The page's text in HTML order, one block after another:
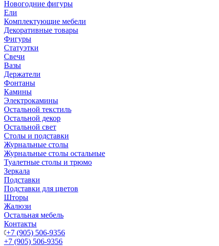
Новогодние фигуры
Ели
Комплектующие мебели
Декоративные товары
Фигуры
Статуэтки
Свечи
Вазы
Держатели
Фонтаны
Камины
Электрокамины
Остальной текстиль
Остальной декор
Остальной свет
Столы и подставки
Журнальные столы
Журнальные столы остальные
Туалетные столы и трюмо
Зеркала
Подставки
Подставки для цветов
Шторы
Жалюзи
Остальная мебель
Контакты
+7 (905) 506-9356
+7 (905) 506-9356